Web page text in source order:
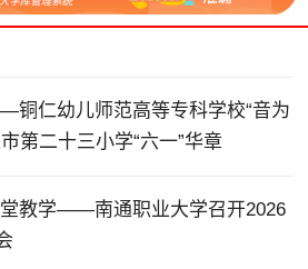
第二十三小学“六一”华章
教学——南通职业大学召开2026